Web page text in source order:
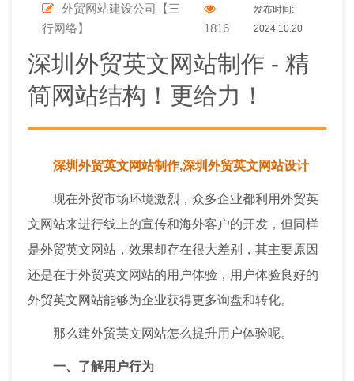
外贸网站建设公司【三
行网络】
1816
发布时间:
2024.10.20
深圳外贸英文网站制作 - 精
简网站结构！更给力！
深圳外贸英文网站制作,深圳外贸英文网站设计
现在外贸市场环境激烈，众多企业都利用外贸英
文网站来进行线上的宣传和海外客户的开发，但同样
是外贸英文网站，效果却存在很大差别，其主要原因
还是在于外贸英文网站的用户体验，用户体验良好的
外贸英文网站能够为企业获得更多询盘和转化。
那么建外贸英文网站怎么提升用户体验呢。
一、了解用户行为